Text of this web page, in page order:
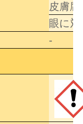
皮膚
眼に
-